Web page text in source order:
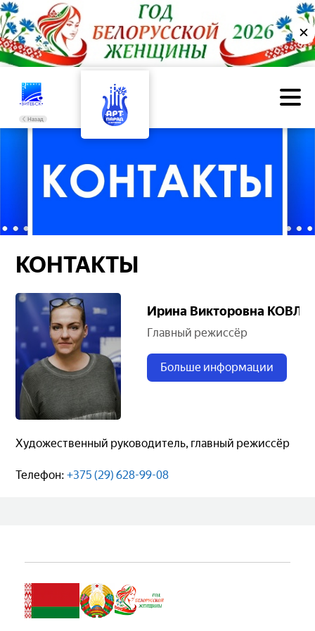
✕
Назад
КОНТАКТЫ
Ирина Викторовна
Главный режиссёр
Больше информации
Художественный руководитель, главный режиссёр
Teлефон:+375 (29) 628-99-08